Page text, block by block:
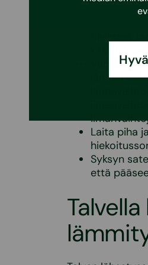
Varmista
Laita piha
Syksyn
että